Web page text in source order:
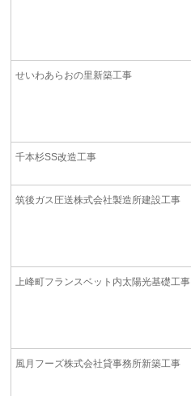
せいわあらおの里新築工事
千本杉SS改造工事
筑後ガス圧送株式会社製造所建設工事
上峰町フランスベット内太陽光基礎工事
風月フーズ株式会社貸事務所新築工事